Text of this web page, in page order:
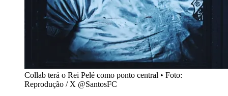
Collab terá o Rei Pelé como ponto central • Foto:
Reprodução / X @SantosFC